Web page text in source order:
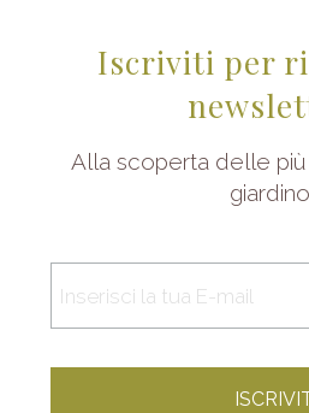
Iscriviti per
Alla scoperta delle
giardino